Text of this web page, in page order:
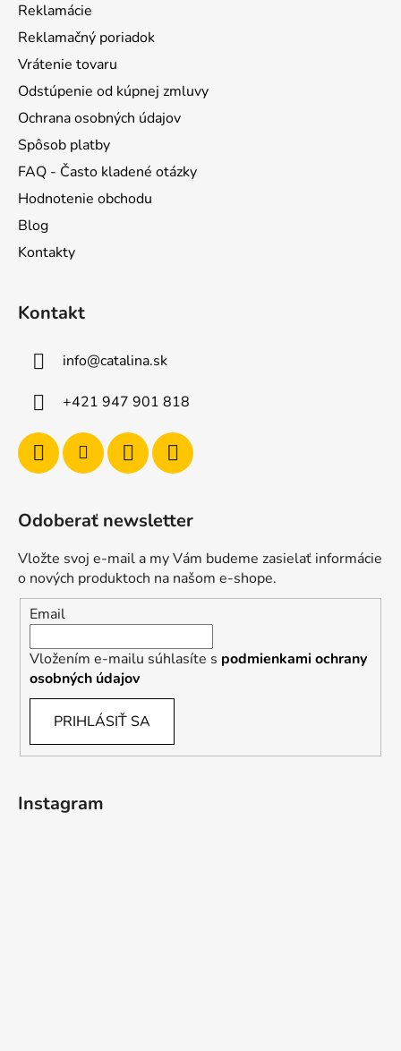
Reklamácie
Reklamačný poriadok
Vrátenie tovaru
Odstúpenie od kúpnej zmluvy
Ochrana osobných údajov
Spôsob platby
FAQ - Často kladené otázky
Hodnotenie obchodu
Blog
Kontakty
Kontakt
info@catalina.sk
+421 947 901 818
Odoberať newsletter
Vložte svoj e-mail a my Vám budeme zasielať informácie
o nových produktoch na našom e-shope.
Email
Vložením e-mailu súhlasíte s podmienkami ochrany
osobných údajov
PRIHLÁSIŤ SA
Instagram